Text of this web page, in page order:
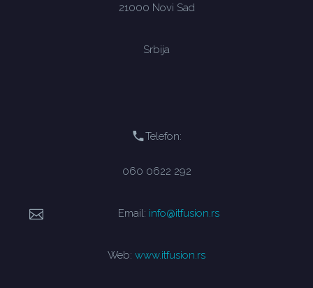
21000 Novi Sad
Srbija
Telefon:
060 0622 292
Email: info@itfusion.rs
Web: www.itfusion.rs